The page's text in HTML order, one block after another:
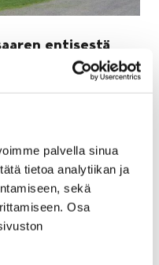
palvella sinua
tietoa analytiikan ja
sekä
Osa
entisestä
perusteella